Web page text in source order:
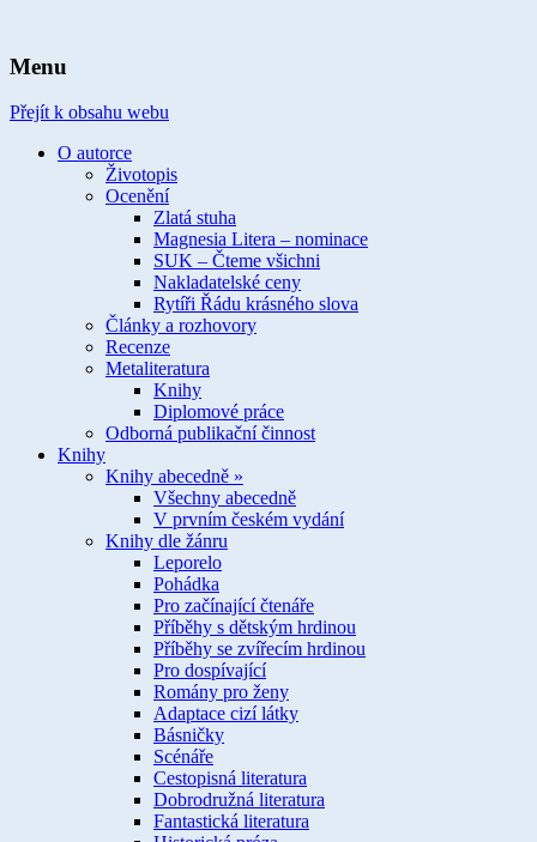
Ivona Březinová
Menu
Přejít k obsahu webu
O autorce
Životopis
Ocenění
Zlatá stuha
Magnesia Litera – nominace
SUK – Čteme všichni
Nakladatelské ceny
Rytíři Řádu krásného slova
Články a rozhovory
Recenze
Metaliteratura
Knihy
Diplomové práce
Odborná publikační činnost
Knihy
Knihy abecedně »
Všechny abecedně
V prvním českém vydání
Knihy dle žánru
Leporelo
Pohádka
Pro začínající čtenáře
Příběhy s dětským hrdinou
Příběhy se zvířecím hrdinou
Pro dospívající
Romány pro ženy
Adaptace cizí látky
Básničky
Scénáře
Cestopisná literatura
Dobrodružná literatura
Fantastická literatura